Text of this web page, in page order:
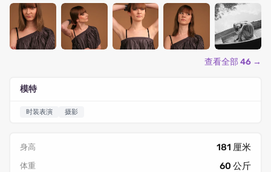
查看全部 46 →
模特
时装表演 摄影
身高 181 厘米
体重 60 公斤